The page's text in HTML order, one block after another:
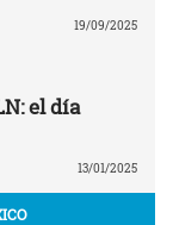
19/09/2025
el día
13/01/2025